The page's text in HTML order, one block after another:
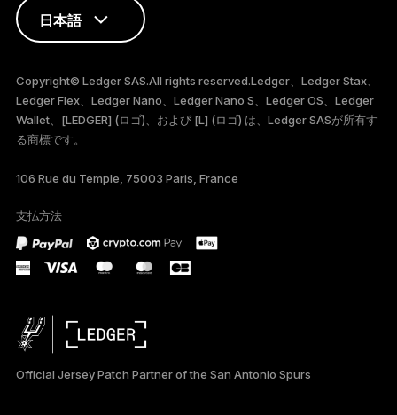
日本語
FRANÇAIS
TÜRKÇE
DEUTSCH
PORTUGUÊS
ESPAÑOL
简体中文
Copyright© Ledger SAS.All rights reserved.Ledger、Ledger Stax、
Ledger Flex、Ledger Nano、Ledger Nano S、Ledger OS、Ledger
Wallet、[LEDGER] (ロゴ)、および [L] (ロゴ) は、Ledger SASが所有す
る商標です。
106 Rue du Temple, 75003 Paris, France
支払方法
Official Jersey Patch Partner of the San Antonio Spurs